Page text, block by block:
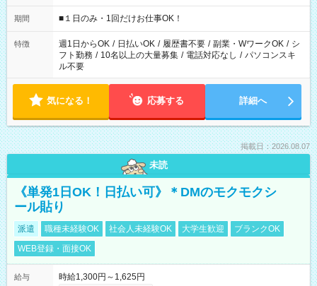
etc ★最短で3時間で5,120円のお仕事から 15時間で2万円近く稼
げるお仕事も！ ご希望のお時間に合わせてご紹介！ ※シフトは
ください！
期間 ■１日のみ・1回だけお仕事OK！
特徴 週1日からOK / 日払いOK / 履歴書不要 / 副業・WワークOK / シ
フト勤務 / 10名以上の大量募集 / 電話対応なし / パソコンスキ
ル不要
気になる！ 応募する 詳細へ
掲載日：2026.08.07
未読
《単発1日OK！日払い可》＊DMのモクモクシ
ール貼り
派遣 職種未経験OK 社会人未経験OK 大学生歓迎
ブランクOK
WEB登録・面接OK
給与
時給1,300円～1,625円